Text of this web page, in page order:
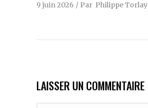
9 juin 2026 Par Philippe Torlay
LAISSER UN COMMENTAIRE